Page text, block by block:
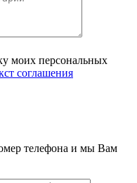
моих персональных
соглашения
телефона и мы Вам